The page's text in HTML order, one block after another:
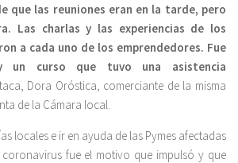
que las reuniones eran en la tarde, pero
Las charlas y las experiencias de los
a cada uno de los emprendedores. Fue
un curso que tuvo una asistencia
Dora Oróstica, comerciante de la misma
de la Cámara local.
locales e ir en ayuda de las Pymes afectadas
fue el motivo que impulsó y que